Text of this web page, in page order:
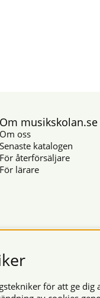
Om musikskolan.se
Om oss
Senaste katalogen
För återförsäljare
För lärare
© 2026
för att ge